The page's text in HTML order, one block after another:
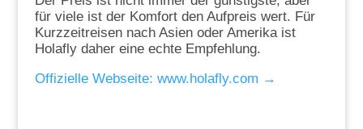
für viele ist der Komfort den Aufpreis wert. Für
Kurzzeitreisen nach Asien oder Amerika ist
Holafly daher eine echte Empfehlung.
Offizielle Webseite: www.holafly.com →